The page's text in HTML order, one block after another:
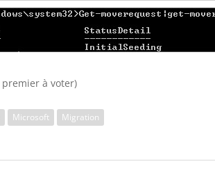
premier à voter)
Microsoft Migration